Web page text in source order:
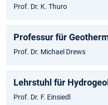
Prof. Dr. K. Thuro
Professur für
Prof. Dr. Michael Drews
Lehrstuhl für
Prof. Dr. F. Einsiedl